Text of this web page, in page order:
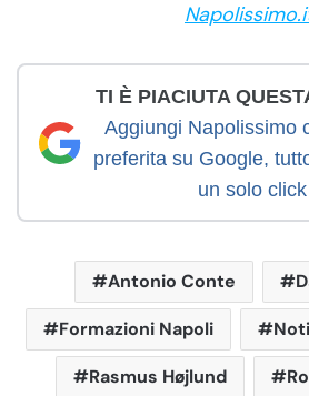
TI È PIACIUTA
Aggiungi Napolissimo
preferita su Google,
un solo click
Antonio Conte
Formazioni Napoli
Rasmus Højlund